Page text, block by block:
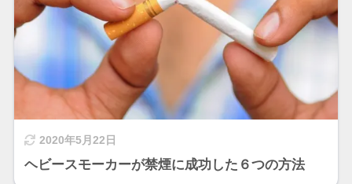
2020年5月22日
ヘビースモーカーが禁煙に成功した６つの方法